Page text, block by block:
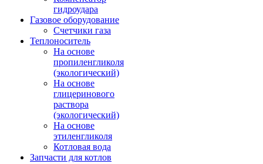
гидроудара
Газовое оборудование
Счетчики газа
Теплоноситель
На основе
пропиленгликоля
(экологический)
На основе
глицеринового
раствора
(экологический)
На основе
этиленгликоля
Котловая вода
Запчасти для котлов